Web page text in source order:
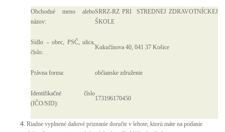
Obchodné meno alebo
názov:
SRRZ-RZ PRI STREDNEJ ZDRAVOTNÍCKEJ
ŠKOLE
Sídlo – obec, PSČ, ulica,
číslo:
Kukučínova 40, 041 37 Košice
Právna forma: občianske združenie
Identifikačné číslo
(IČO/SID):
173196170450
Riadne vyplnené daňové priznanie doručte v lehote, ktorú máte na podanie